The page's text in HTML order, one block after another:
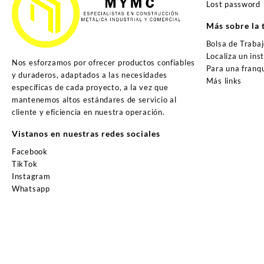
Nos esforzamos por ofrecer productos confiables
y duraderos, adaptados a las necesidades
específicas de cada proyecto, a la vez que
mantenemos altos estándares de servicio al
cliente y eficiencia en nuestra operación.
Vistanos en nuestras redes sociales
Facebook
TikTok
Instagram
Whatsapp
Lost password
Más sobre la
Bolsa de
Localiza un
Para una
Más links